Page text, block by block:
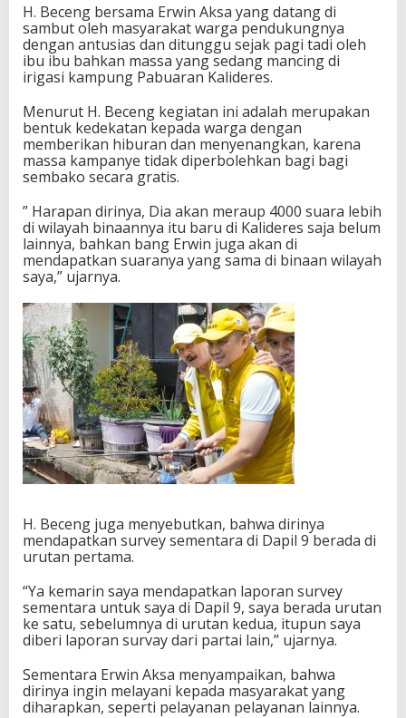
H. Beceng bersama Erwin Aksa yang datang di
sambut oleh masyarakat warga pendukungnya
dengan antusias dan ditunggu sejak pagi tadi oleh
ibu ibu bahkan massa yang sedang mancing di
irigasi kampung Pabuaran Kalideres.
Menurut H. Beceng kegiatan ini adalah merupakan
bentuk kedekatan kepada warga dengan
memberikan hiburan dan menyenangkan, karena
massa kampanye tidak diperbolehkan bagi bagi
sembako secara gratis.
” Harapan dirinya, Dia akan meraup 4000 suara lebih
di wilayah binaannya itu baru di Kalideres saja belum
lainnya, bahkan bang Erwin juga akan di
mendapatkan suaranya yang sama di binaan wilayah
saya,” ujarnya.
H. Beceng juga menyebutkan, bahwa dirinya
mendapatkan survey sementara di Dapil 9 berada di
urutan pertama.
“Ya kemarin saya mendapatkan laporan survey
sementara untuk saya di Dapil 9, saya berada urutan
ke satu, sebelumnya di urutan kedua, itupun saya
diberi laporan survay dari partai lain,” ujarnya.
Sementara Erwin Aksa menyampaikan, bahwa
dirinya ingin melayani kepada masyarakat yang
diharapkan, seperti pelayanan pelayanan lainnya.